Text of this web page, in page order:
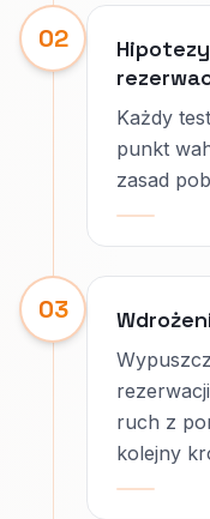
02
Każdy
punkt
zasad
03
ruch z
kolejny